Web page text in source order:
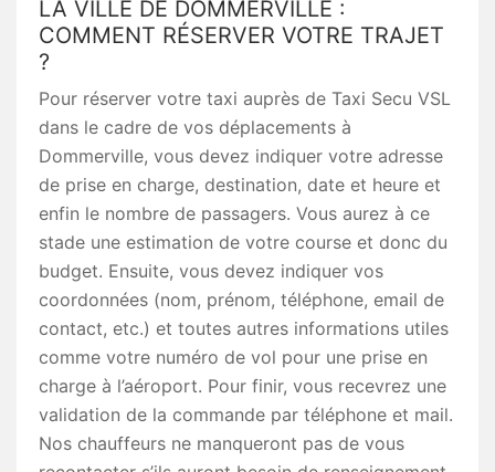
LA VILLE DE DOMMERVILLE :
COMMENT RÉSERVER VOTRE TRAJET
?
Pour réserver votre taxi auprès de Taxi Secu VSL
dans le cadre de vos déplacements à
Dommerville, vous devez indiquer votre adresse
de prise en charge, destination, date et heure et
enfin le nombre de passagers. Vous aurez à ce
stade une estimation de votre course et donc du
budget. Ensuite, vous devez indiquer vos
coordonnées (nom, prénom, téléphone, email de
contact, etc.) et toutes autres informations utiles
comme votre numéro de vol pour une prise en
charge à l’aéroport. Pour finir, vous recevrez une
validation de la commande par téléphone et mail.
Nos chauffeurs ne manqueront pas de vous